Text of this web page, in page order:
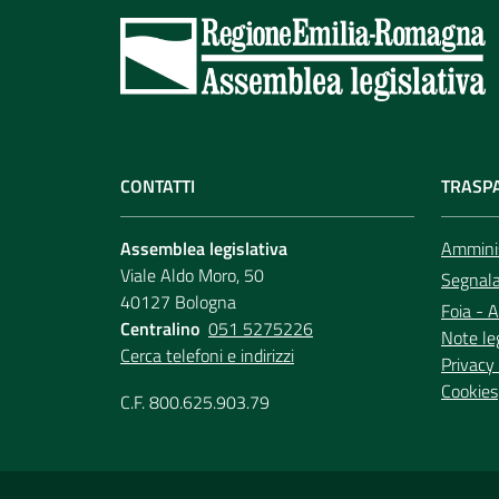
CONTATTI
Assemblea legislativa
Viale Aldo Moro, 50
40127 Bologna
Centralino 051 5275226
Cerca telefoni e indirizzi
C.F. 800.625.903.79
Foia -
Note
Cookies